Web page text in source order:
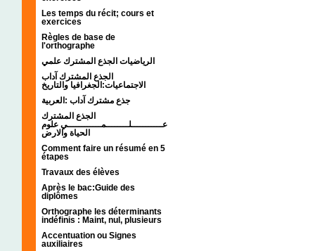
Les temps du récit; cours et
exercices
Règles de base de
l'orthographe
الرياضيات الجذع المشترك علمي
الجذع المشترك آداب
الاجتماعيات:الجغرافيا والتاريخ
جذع مشترك آداب :العربية
الجذع المشترك
عـــــــــــلــــــــمــــــــــــي علوم
الحياة والارض
Comment faire un résumé en 5
étapes
Travaux des élèves
Après le bac:Guide des
diplômes
Orthographe les déterminants
indéfinis : Maint, nul, plusieurs
Accentuation ou Signes
auxiliaires